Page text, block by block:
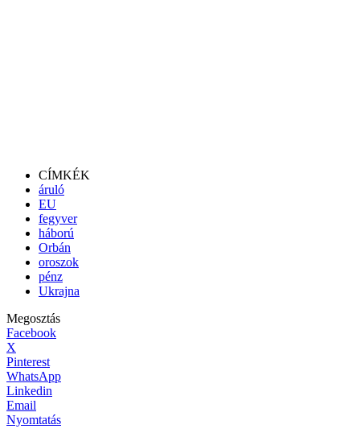
CÍMKÉK
áruló
EU
fegyver
háború
Orbán
oroszok
pénz
Ukrajna
Megosztás
Facebook
X
Pinterest
WhatsApp
Linkedin
Email
Nyomtatás